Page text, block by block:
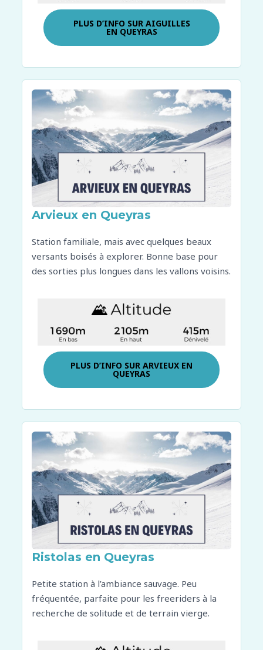
PLUS D’INFO SUR AIGUILLES
EN QUEYRAS
Arvieux en Queyras
Station familiale, mais avec quelques beaux
versants boisés à explorer. Bonne base pour
des sorties plus longues dans les vallons voisins.
PLUS D’INFO SUR ARVIEUX EN
QUEYRAS
Ristolas en Queyras
Petite station à l’ambiance sauvage. Peu
fréquentée, parfaite pour les freeriders à la
recherche de solitude et de terrain vierge.